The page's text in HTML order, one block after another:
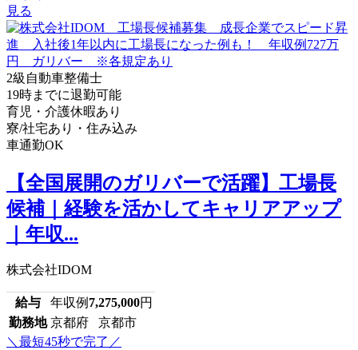
見る
2級自動車整備士
19時までに退勤可能
育児・介護休暇あり
寮/社宅あり・住み込み
車通勤OK
【全国展開のガリバーで活躍】工場長
候補｜経験を活かしてキャリアアップ
｜年収...
株式会社IDOM
給与 年収例 7,275,000円
勤務地 京都府 京都市
＼最短45秒で完了／